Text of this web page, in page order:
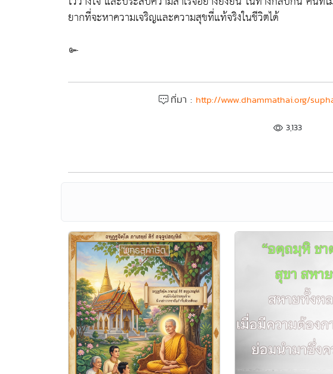
ยากที่จะหาความเจริญและความสุขที่แท้จริงในชีวิตได้
๛
ที่มา : http://www.dhammathai.org/
3,133